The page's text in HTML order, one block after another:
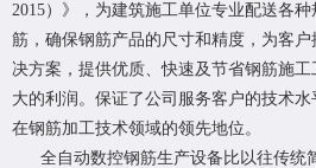
2015）》，为建筑施工单位专业配送各
筋，确保钢筋产品的尺寸和精度，为客
决方案，提供优质、快速及节省钢筋施
大的利润。保证了公司服务客户的技术
在钢筋加工技术领域的领先地位。
全自动数控钢筋生产设备比以往传统